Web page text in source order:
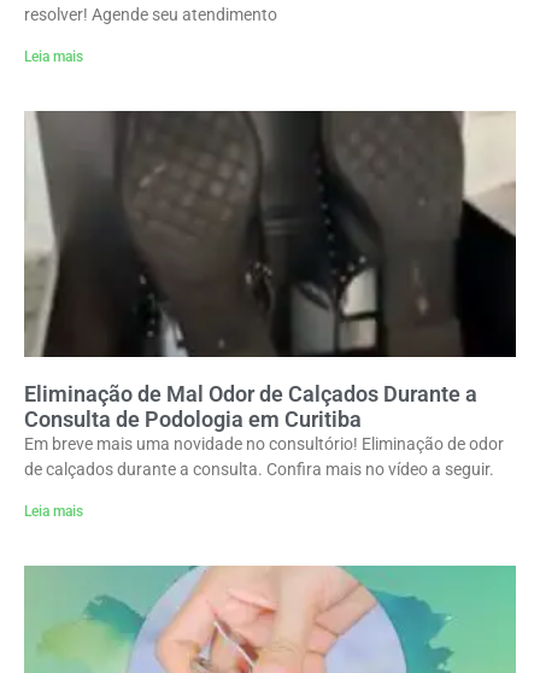
resolver! Agende seu atendimento
Leia mais
Eliminação de Mal Odor de Calçados Durante a
Consulta de Podologia em Curitiba
Em breve mais uma novidade no consultório! Eliminação de odor
de calçados durante a consulta. Confira mais no vídeo a seguir.
Leia mais